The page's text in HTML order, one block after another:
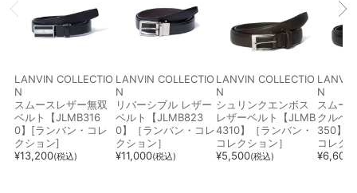
カラー
ブラウン系 ベージュ系 ブルー系 レッド系
LANVIN COLLECTIO
N
スムースレザー無双
ベルト【JLMB316
0】[ランバン・コレ
クション]
¥13,200(税込)
LANVIN COLLECTIO
N
リバーシブル レザー
ベルト【JLMB823
0】［ランバン・コレ
クション］
¥11,000(税込)
LANVIN COLLECTIO
N
シュリンクエンボス
レザーベルト【JLMB
4310】［ランバン・
コレクション］
¥5,500(税込)
N
スムー
クルベ
350】
コレク
¥6,600